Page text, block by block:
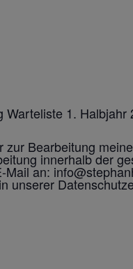
Warteliste 1. Halbjahr
Bearbeitung
innerhalb der
an:
unserer